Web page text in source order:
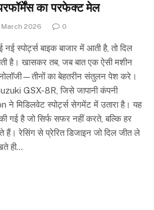
का परफेक्ट मेल
March 2026 0
स्पोर्ट्स बाइक बाजार में आती है, तो दिल
है। खासकर तब, जब बात एक ऐसी मशीन
का बेहतरीन संतुलन पेश करे।
GSX-8R, जिसे जापानी कंपनी
मिडिलवेट स्पोर्ट्स सेगमेंट में उतारा है। यह
गई है जो सिर्फ सफर नहीं करते, बल्कि हर
हैं। रेसिंग से प्रेरित डिजाइन जो दिल जीत ले
ही…